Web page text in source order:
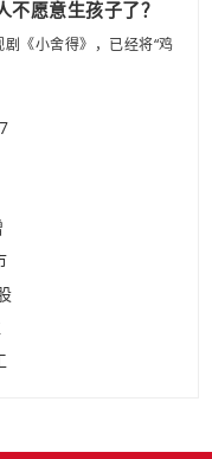
不愿意生孩子了？
《小舍得》，已经将“鸡